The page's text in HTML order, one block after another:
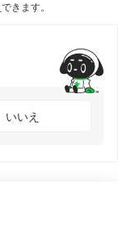
できます。
いいえ